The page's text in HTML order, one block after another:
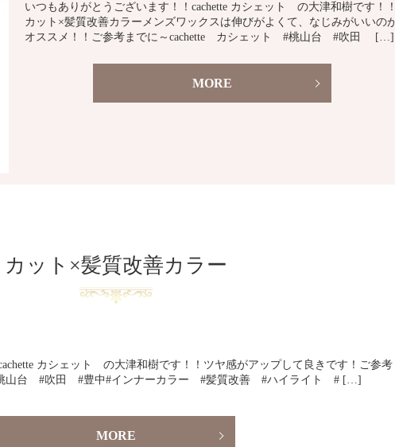
いつもありがとうございます！！cachette カシェット の大津和樹です！
カット×髪質改善カラーメンズワックスは伸びがよくて、なじみがいいの
オススメ！！ご参考までに～cachette カシェット #桃山台 #吹田 […]
MORE
カット×髪質改善カラー
カシェット の大津和樹です！！ツヤ感がアップして良きです！ご参考
山台 #吹田 #豊中#インナーカラー #髪質改善 #ハイライト # […]
MORE